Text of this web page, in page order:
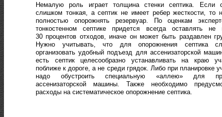
Немалую роль играет толщина стенки септика. Если
слишком тонкая, а септик не имеет ребер жесткости, то
полностью опорожнять резервуар. По оценкам
тонкостенном септике придется всегда оставлять не
30 процентов отходов, иначе он может быть раздавлен
Нужно учитывать, что для опорожнения септика
организовать удобный подъезд для ассенизаторской
есть септик целесообразно устанавливать на краю
поближе к дороге, а не среди грядок. Либо при планировке
надо обустроить специальную «аллею» для
ассенизаторской машины. Также необходимо
расходы на систематическое опорожнение септика.